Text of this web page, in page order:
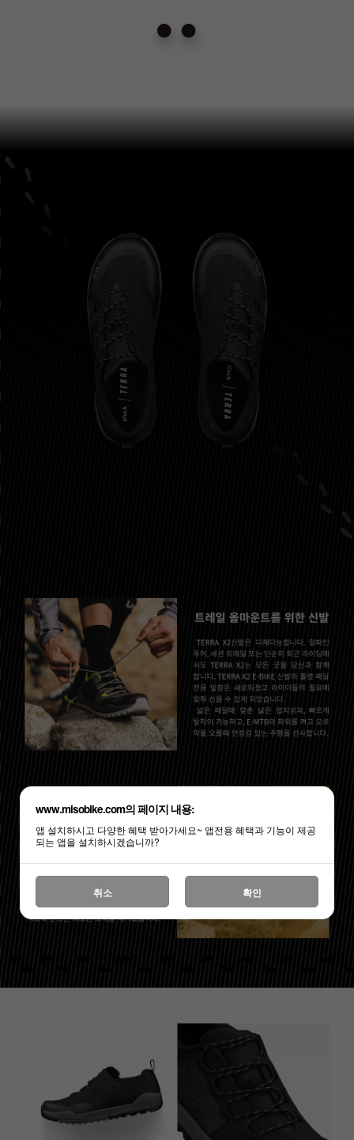
www.misobike.com의 페이지 내용:
앱 설치하시고 다양한 혜택 받아가세요~ 앱전용 혜택과 기능이 제공
되는 앱을 설치하시겠습니까?
취소 확인